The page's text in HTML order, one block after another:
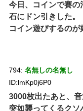
今日、コインで賽の
石にドン引きした。
コイン遊びするのが
794: 名無しの名無し
ID:lmKp0j6P0
3000枚出たあと、音
突如襲ってくるク